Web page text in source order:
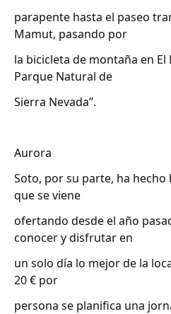
parapente hasta el paseo
Mamut, pasando por
la bicicleta de montaña en
Parque Natural de
Sierra Nevada”.
Aurora
Soto, por su parte, ha
que se viene
ofertando desde el año
conocer y disfrutar en
un solo día lo mejor de la
20 € por
persona se planifica una